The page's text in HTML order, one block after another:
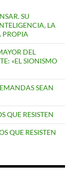
SU
LA
PROPIA
DEL
«EL SIONISMO
SEAN
QUE RESISTEN
QUE RESISTEN